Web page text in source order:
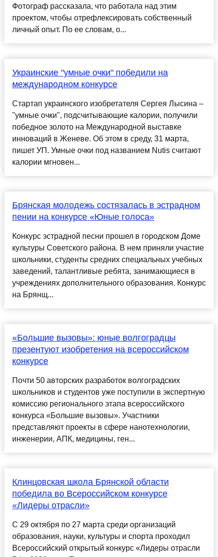
Фотограф рассказала, что работала над этим
проектом, чтобы отрефлексировать собственный
личный опыт. По ее словам, о...
Украинские "умные очки" победили на
международном конкурсе
Стартап украинского изобретателя Сергея Лысина –
"умные очки", подсчитывающие калории, получили
победное золото на Международной выставке
инноваций в Женеве. Об этом в среду, 31 марта,
пишет УП. Умные очки под названием Nutis считают
калории мгновен...
Брянская молодежь состязалась в эстрадном
пении на конкурсе «Юные голоса»
Конкурс эстрадной песни прошел в городском Доме
культуры Советского района. В нем приняли участие
школьники, студенты средних специальных учебных
заведений, талантливые ребята, занимающиеся в
учреждениях дополнительного образования. Конкурс
на Брянщ...
«Большие вызовы»: юные волгоградцы
презентуют изобретения на всероссийском
конкурсе
Почти 50 авторских разработок волгоградских
школьников и студентов уже поступили в экспертную
комиссию регионального этапа всероссийского
конкурса «Большие вызовы». Участники
представляют проекты в сфере нанотехнологии,
инженерии, АПК, медицины, ген...
Клинцовская школа Брянской области
победила во Всероссийском конкурсе
«Лидеры отрасли»
С 29 октября по 27 марта среди организаций
образования, науки, культуры и спорта проходил
Всероссийский открытый конкурс «Лидеры отрасли